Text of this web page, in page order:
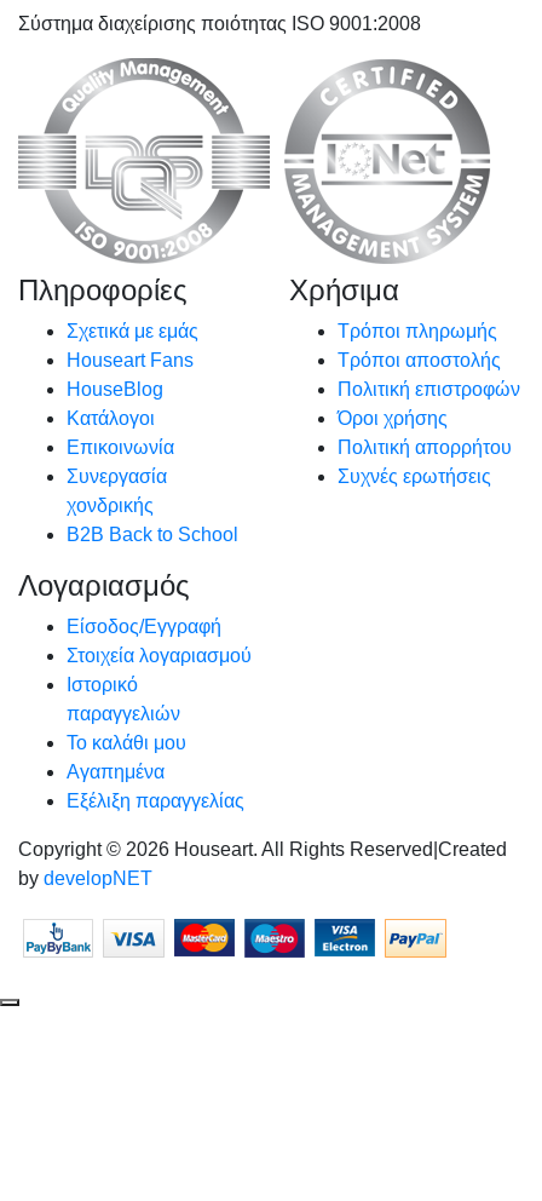
Σύστημα διαχείρισης ποιότητας ISO 9001:2008
Πληροφορίες
Σχετικά με εμάς
Houseart Fans
HouseBlog
Κατάλογοι
Επικοινωνία
Συνεργασία
χονδρικής
B2B Back to School
Χρήσιμα
Τρόποι πληρωμής
Τρόποι αποστολής
Πολιτική επιστροφών
Όροι χρήσης
Πολιτική απορρήτου
Συχνές ερωτήσεις
Λογαριασμός
Είσοδος/Εγγραφή
Στοιχεία λογαριασμού
Ιστορικό
παραγγελιών
Το καλάθι μου
Αγαπημένα
Εξέλιξη παραγγελίας
Copyright © 2026 Houseart. All Rights Reserved Created
by developNET